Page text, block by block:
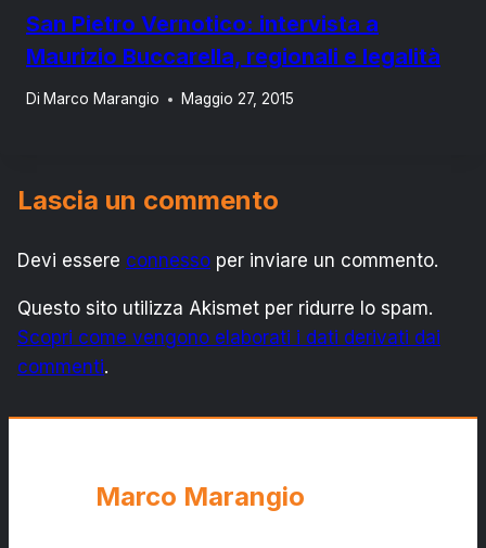
San Pietro Vernotico: intervista a
Maurizio Buccarella, regionali e legalità
Di Marco Marangio Maggio 27, 2015
Lascia un commento
Devi essere connesso per inviare un commento.
Questo sito utilizza Akismet per ridurre lo spam.
Scopri come vengono elaborati i dati derivati dai
commenti.
Marco Marangio